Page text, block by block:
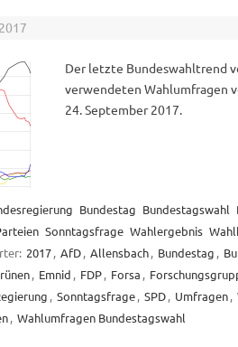
Der letzte Bundeswahltrend
verwendeten Wahlumfragen
24. September 2017.
Bundestag Bundestagswahl
Sonntagsfrage Wahlergebnis
2017, AfD, Allensbach, Bundestag ,
, Emnid , FDP, Forsa ,
, Sonntagsfrage, SPD, Umfragen,
, Wahlumfragen Bundestagswahl